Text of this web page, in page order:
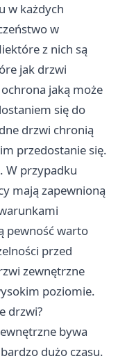
w każdych
w
z nich są
jak drzwi
jaką może
się do
drzwi chronią
przedostanie się.
W przypadku
mają zapewnioną
pewność warto
przed
zewnętrzne
poziomie.
drzwi?
bywa
dużo czasu.